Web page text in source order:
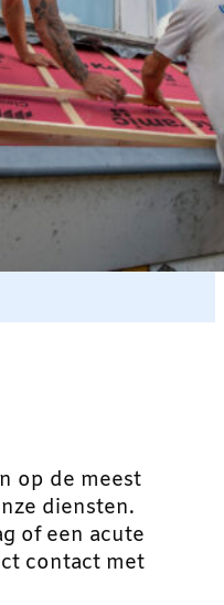
op de meest
diensten.
of een acute
contact met